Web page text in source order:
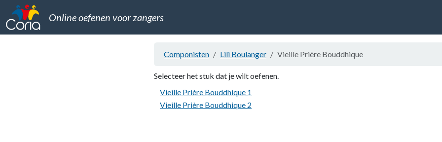
Online oefenen voor zangers
Componisten Lili Boulanger Vieille Prière Bouddhique
Selecteer het stuk dat je wilt oefenen.
Vieille Prière Bouddhique 1
Vieille Prière Bouddhique 2